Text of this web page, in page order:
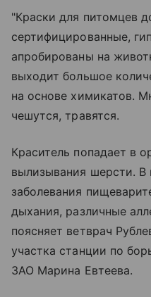
"Краски для питомцев
сертифицированные,
апробированы на
выходит большое
на основе химикатов.
чешутся, травятся.
Краситель попадает в
вылизывания шерсти. В
заболевания
дыхания, различные
поясняет ветврач
участка станции по
ЗАО Марина Евтеева.